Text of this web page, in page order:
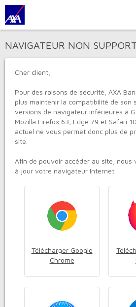
NAVIGATEUR NON
Cher client,
Pour des raisons de sécurité, AXA
plus maintenir la compatibilité de son
versions de navigateur inférieures à
Mozilla Firefox 63, Edge 79 et Safari
actuel ne vous permet donc plus de
site.
Afin de pouvoir accéder au site, nous
à jour votre navigateur Internet.
Télécharger Google
Chrome